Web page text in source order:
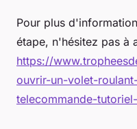
Pour plus
étape, n'hésitez pas à
https://
ouvrir-un-volet-
telecommande-